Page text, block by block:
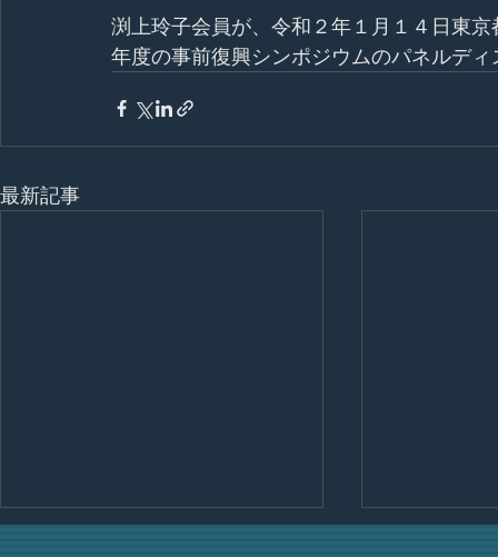
渕上玲子会員が、令和２年１月１４日東
年度の事前復興シンポジウムのパネルデ
最新記事